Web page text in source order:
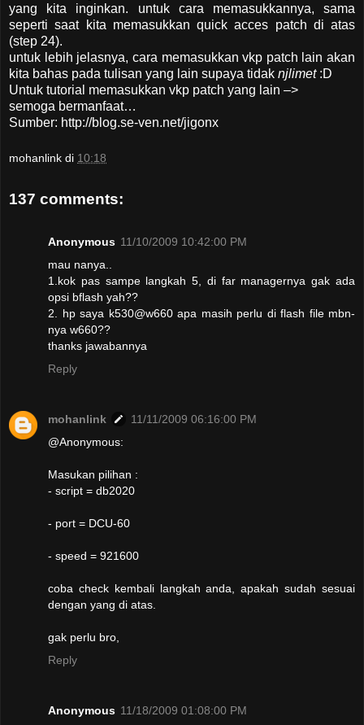
yang kita inginkan. untuk cara memasukkannya, sama
seperti saat kita memasukkan quick acces patch di atas
(step 24).
untuk lebih jelasnya, cara memasukkan vkp patch lain akan
kita bahas pada tulisan yang lain supaya tidak njlimet:D
Untuk tutorial memasukkan vkp patch yang lain –>
semoga bermanfaat…
Sumber: http://blog.se-ven.net/jigonx
mohanlink di 10:18
137 comments:
Anonymous 11/10/2009 10:42:00 PM
mau nanya..
1.kok pas sampe langkah 5, di far managernya gak ada
opsi bflash yah??
2. hp saya k530@w660 apa masih perlu di flash file mbn-
nya w660??
thanks jawabannya
Reply
mohanlink
11/11/2009 06:16:00 PM
@Anonymous:
Masukan pilihan :
- script = db2020
- port = DCU-60
- speed = 921600
coba check kembali langkah anda, apakah sudah sesuai
dengan yang di atas.
gak perlu bro,
Reply
Anonymous 11/18/2009 01:08:00 PM